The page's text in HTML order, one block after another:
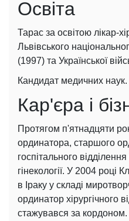
Освіта
Тарас за освітою лікар-
Львівського
(1997) та Української
Кандидат медичних наук.
Кар'єра і
Протягом п'ятнадцяти
ординатора, старшого
госпітального відділення
гінекології. У 2004 році
в Іраку у складі
ординатор хірургічного
стажувався за